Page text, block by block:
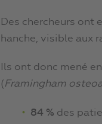
Des chercheurs ont
hanche, visible aux
Ils ont donc mené
(Framingham
84 % des